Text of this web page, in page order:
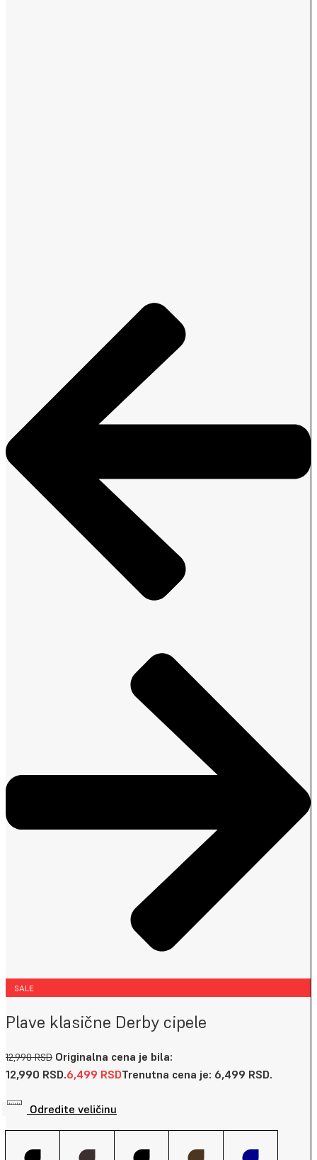
SALE
Plave klasične Derby cipele
12,990RSD Originalna cena je bila:
12,990 RSD.6,499 RSDTrenutna cena je: 6,499 RSD.
Odredite veličinu